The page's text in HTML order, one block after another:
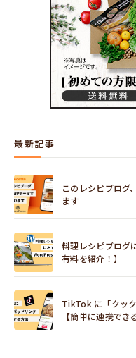
最新記事
このレシピブロ
ます
料理レシピブログ
有料を紹介！】
TikTok に「クッ
【簡単に連携でき